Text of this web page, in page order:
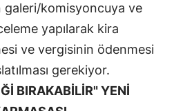
galeri/komisyoncuya ve
yapılarak kira
ve vergisinin ödenmesi
gerekiyor.
BIRAKABİLİR" YENİ